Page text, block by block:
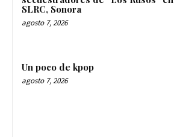
SLRC, Sonora
agosto 7, 2026
Un poco de kpop
agosto 7, 2026